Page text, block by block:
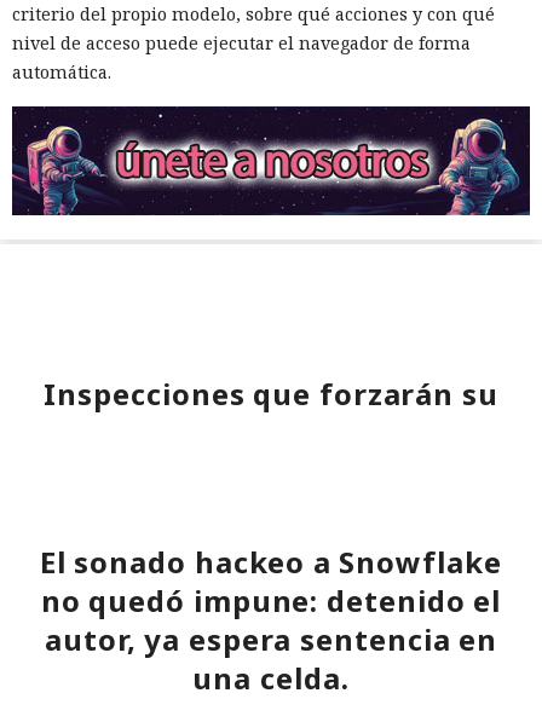
criterio del propio modelo, sobre qué acciones y con qué
nivel de acceso puede ejecutar el navegador de forma
automática.
Inspecciones que forzarán su
Otra corporación corre el riesgo de repetir la triste suerte de
El sonado hackeo a Snowflake
no quedó impune: detenido el
autor, ya espera sentencia en
una celda.